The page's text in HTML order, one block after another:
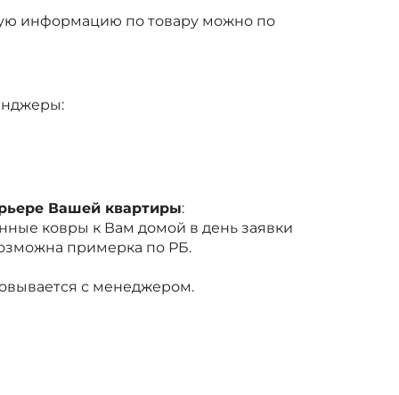
информацию по товару можно по
Вашей квартиры:
ковры к Вам домой в день заявки
примерка по РБ.
с менеджером.